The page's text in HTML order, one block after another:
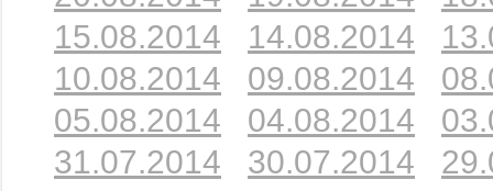
15.08.2014
14.08.2014
10.08.2014
09.08.2014
05.08.2014
04.08.2014
31.07.2014
30.07.2014